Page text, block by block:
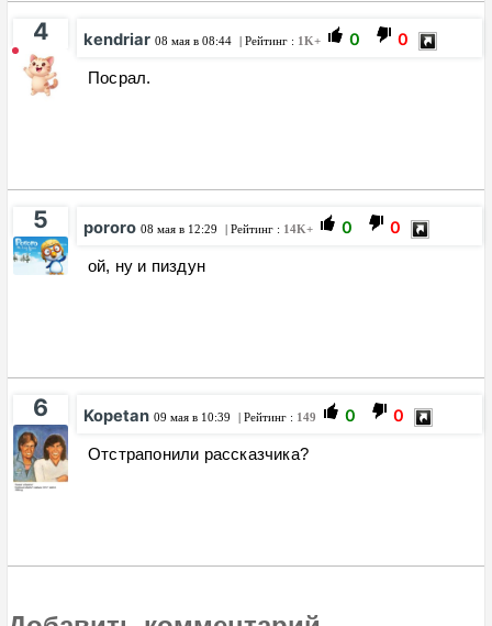
4 kendriar 08 мая в 08:44 | Рейтинг : 1K+ 0 0
Посрал.
5 pororo 08 мая в 12:29 | Рейтинг : 14K+ 0 0
ой, ну и пиздун
6 Kopetan 09 мая в 10:39 | Рейтинг : 149 0 0
Отстрапонили рассказчика?